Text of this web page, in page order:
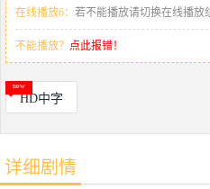
在线播放6： 若不能播放请切换在线播放
不能播放？ 点此报错！
HD中字
详细剧情